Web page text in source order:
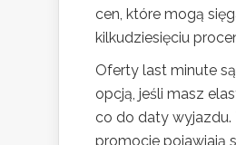
cen, które mogą
kilkudziesięciu
Oferty last minute
opcją, jeśli masz
co do daty wyjazdu.
promocje pojawiają